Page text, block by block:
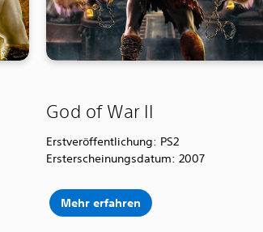
God of War II
Erstveröffentlichung: PS2
Ersterscheinungsdatum: 2007
Mehr erfahren